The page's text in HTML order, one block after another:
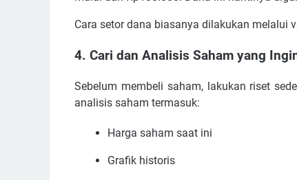
Cara setor dana biasanya dilakukan melalui
4. Cari dan Analisis Saham yang
Sebelum membeli saham, lakukan riset
analisis saham termasuk:
Harga saham saat ini
Grafik historis